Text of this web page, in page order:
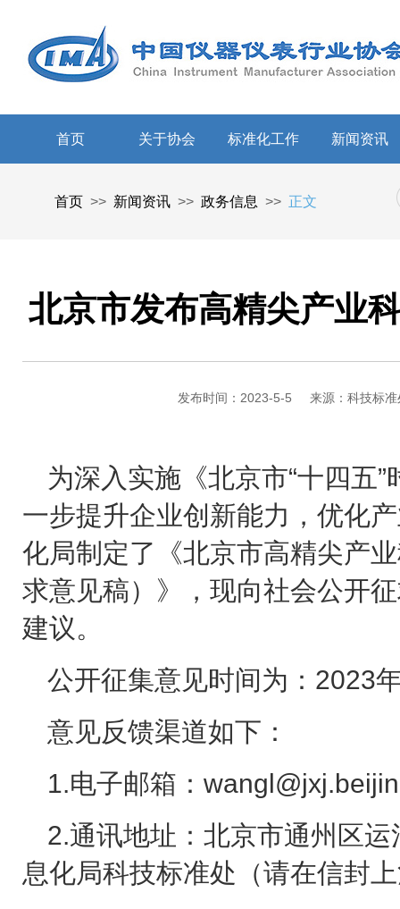
首页 关于协会 标准化工作 新闻资讯
首页 >> 新闻资讯 >> 政务信息 >> 正文
北京市发布高精尖产业
发布时间：2023-5-5 来源：科技标准
为深入实施《北京市“十四五
一步提升企业创新能力，优化
化局制定了《北京市高精尖产
求意见稿）》，现向社会公开
建议。
公开征集意见时间为： 2023
意见反馈渠道如下：
1.电子邮箱：
2.通讯地址：北京市通州区运
息化局科技标准处（请在信封